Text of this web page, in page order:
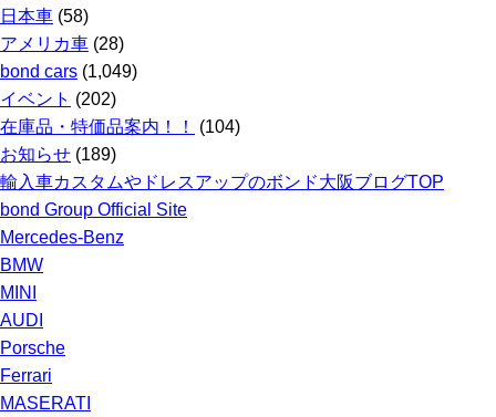
日本車 (58)
アメリカ車 (28)
bond cars (1,049)
イベント (202)
在庫品・特価品案内！！
(104)
お知らせ (189)
輸入車カスタムやドレスアップのボンド大阪ブログTOP
bond Group Official Site
Mercedes-Benz
BMW
MINI
AUDI
Porsche
Ferrari
MASERATI